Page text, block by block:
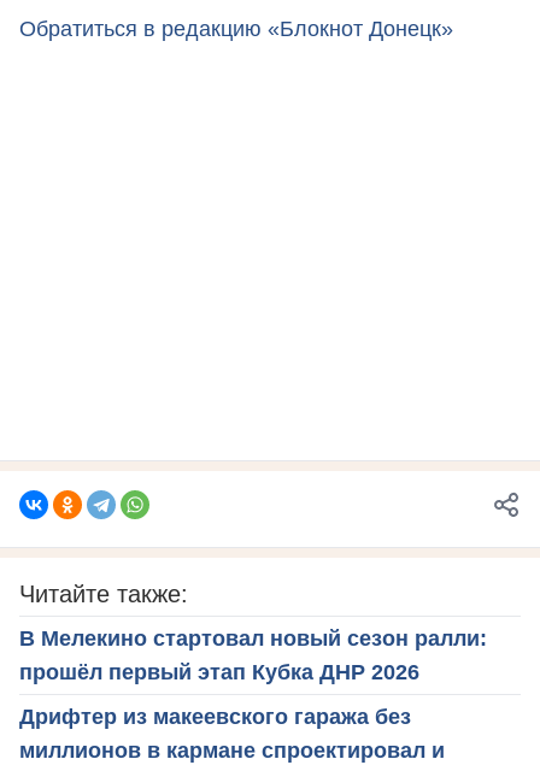
Обратиться в редакцию «Блокнот Донецк»
Читайте также:
В Мелекино стартовал новый сезон ралли:
прошёл первый этап Кубка ДНР 2026
Дрифтер из макеевского гаража без
миллионов в кармане спроектировал и